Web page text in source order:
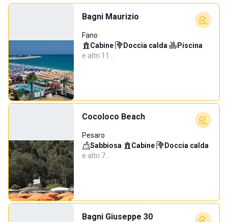
Bagni Maurizio
Fano
Cabine· Doccia calda· Piscina·
e altri 11…
Cocoloco Beach
Pesaro
Sabbiosa· Cabine· Doccia calda·
e altri 7…
Bagni Giuseppe 30